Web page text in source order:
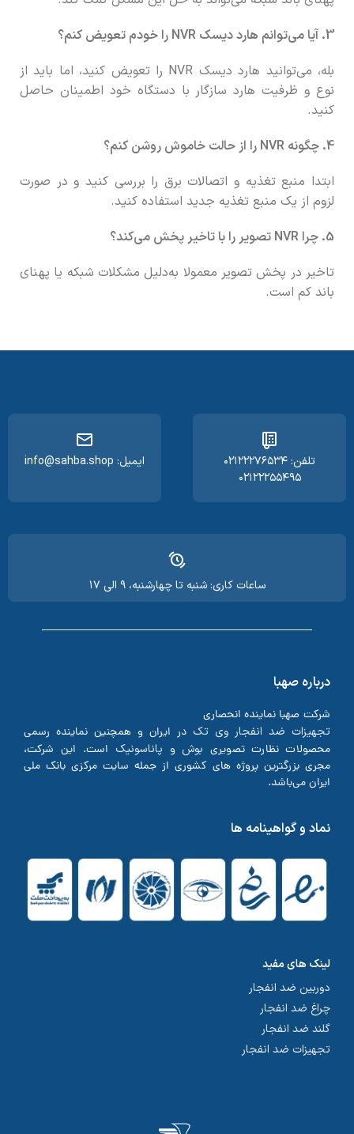
3. آیا می‌توانم هارد دیسک NVR را خودم تعویض کنم؟
بله، می‌توانید هارد دیسک NVR را تعویض کنید، اما باید از
نوع و ظرفیت هارد سازگار با دستگاه خود اطمینان حاصل
کنید.
4. چگونه NVR را از حالت خاموش روشن کنم؟
ابتدا منبع تغذیه و اتصالات برق را بررسی کنید و در صورت
لزوم از یک منبع تغذیه جدید استفاده کنید.
5. چرا NVR تصویر را با تاخیر پخش می‌کند؟
تاخیر در پخش تصویر معمولا به‌دلیل مشکلات شبکه یا پهنای
باند کم است.
تلفن: ۰۲۱۲۲۲۷۶۵۳۴
۰۲۱۲۲۲۵۵۴۹۵
ایمیل: info@sahba.shop
ساعات کاری: شنبه تا چهارشنبه، ۹ الی ۱۷
درباره صهبا
شرکت صهبا نماینده انحصاری
تجهیزات ضد انفجار وی تک در ایران و همچنین نماینده رسمی
محصولات نظارت تصویری بوش و پاناسونیک است. این شرکت،
مجری بزرگترین پروژه های کشوری از جمله سایت مرکزی بانک ملی
ایران می‌باشد.
نماد و گواهینامه ها
لینک های مفید
دوربین ضد انفجار
چراغ ضد انفجار
گلند ضد انفجار
تجهیزات ضد انفجار